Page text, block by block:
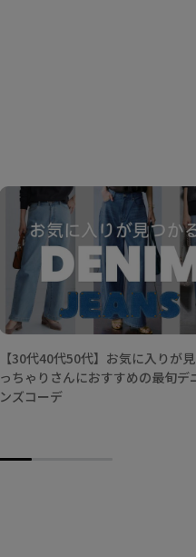
【30代40代50代】お気に入りが
っちゃりさんにおすすめの最旬デ
ンズコーデ